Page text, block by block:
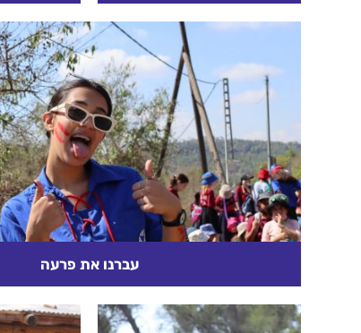
ירושלים: לא מה שחשבתם!
ומה הקשר בין אחדות ליראה,
בין עיוורים ופסחים, לשטר
בכד שמסמל גאולה?
קרא עוד
גיבורים:
אלה
אלה שלא
עברנו את פרעה
מצבנו מעולם לא היה טוב יותר!!! זו רק